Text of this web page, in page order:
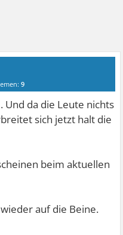
9
Und da die Leute nichts
sich jetzt halt die
beim aktuellen
auf die Beine.